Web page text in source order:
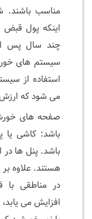
مناسب باشند.
اینکه پول
چند سال پس از
سیستم های
استفاده از
می شود که
صفحه های
باشد: کاشی یا
باشد. پنل ها در
هستند. علاوه
در مناطقی با
افزایش می